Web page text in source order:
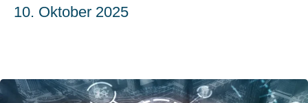
10. Oktober 2025